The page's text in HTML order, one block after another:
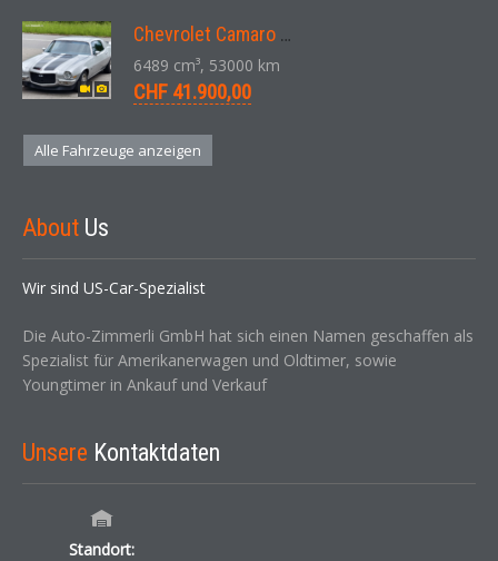
Chevrolet Camaro SS 396 LS3 Coupe Aut. 1971
6489 cm³, 53000 km
CHF 41.900,00
Alle Fahrzeuge anzeigen
About Us
Wir sind US-Car-Spezialist
Die Auto-Zimmerli GmbH hat sich einen Namen geschaffen als
Spezialist für Amerikanerwagen und Oldtimer, sowie
Youngtimer in Ankauf und Verkauf
Unsere Kontaktdaten
Standort: